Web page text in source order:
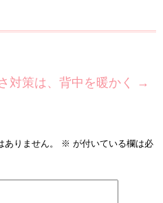
対策は、背中を暖かく →
りません。 ※ が付いている欄は必